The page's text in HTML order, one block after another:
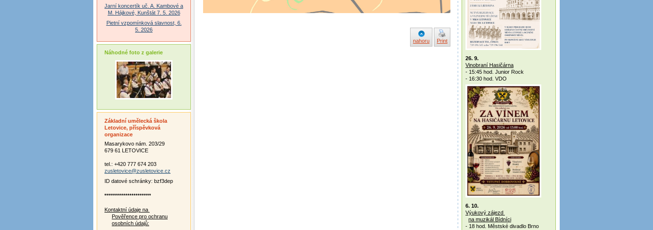
nahoru Print
26. 9.
Vinobraní Hasičárna
- 15:45 hod. Junior Rock
- 16:30 hod. VDO
6. 10.
Výukový zájezd
na muzikál Bídníci
- 18 hod. Městské divadlo Brno
Jarní koncertík uč. A. Kambové a
M. Hájkové, Kunštát 7. 5. 2026
Pietní vzpomínková slavnost, 6.
5. 2026
Náhodné foto z galerie
Základní umělecká škola
Letovice, příspěvková
organizace
Masarykovo nám. 203/29
679 61 LETOVICE
tel.: +420 777 674 203
zusletovice@zusletovice.cz
ID datové schránky: bzf3dep
************************
Kontaktní údaje na
Pověřence pro ochranu
osobních údajů: